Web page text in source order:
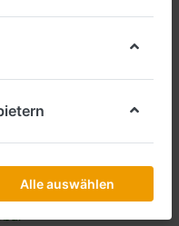
zzgl.Versandkosten
Alle auswählen